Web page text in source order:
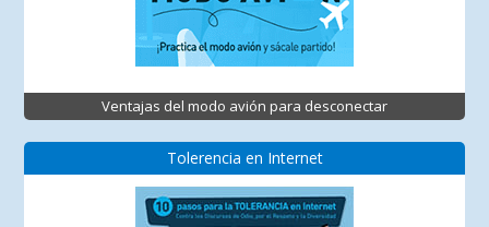
Ventajas del modo avión para desconectar
Tolerencia en Internet